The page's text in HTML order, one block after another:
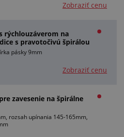
Zobraziť cenu
rýchlouzáverom na
s pravotočivú špirálou
pásky 9mm
Zobraziť cenu
zavesenie na špirálne
rozsah upínania 145-165mm,